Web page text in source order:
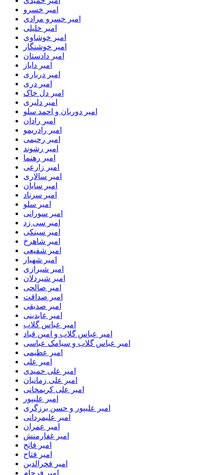
امیر خسرو
امیر خسرو مرادی
امیر خلیلی
امیر خوشاوی
امیر خوشنگار
امیر دادستان
امیر دایاز
امیر درباری
امیر دری
امیر دل خاک
امیر دلیری
امیر دوربان و احمد سلو
امیر رادان
امیر رادریمو
امیر رحیمی
امیر رشوند
امیر رهنما
امیر زارعی
امیر سالاری
امیر سایان
امیر سرناد
امیر سلو
امیر سورانی
امیر سی زد
امیر سینکی
امیر شاهرخ
امیر شفیعی
امیر شهیار
امیر شیرازی
امیر شیردلان
امیر صالحی
امیر صداقت
امیر صدیقی
امیر عابدینی
امیر عباس گلاب
امیر عباس گلاب و امین قباد
امیر عباس گلاب و سیامک عباسی
امیر عظیمی
امیر علی
امیر علی حمیدی
امیر علی زمانیان
امیر علی کریمخانی
امیر علیپور
امیر علیپور و حسن برزگری
امیر علیمردانی
امیر عمران
امیر غفارمنش
امیر فاتح
امیر فتاح
امیر فخرالدین
امیر فرجام